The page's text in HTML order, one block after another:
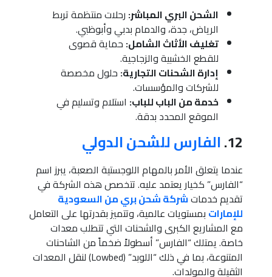
الشحن البري المباشر: رحلات منتظمة تربط
الرياض، جدة، والدمام بدبي وأبوظبي.
تغليف الأثاث الشامل: حماية قصوى
للقطع الخشبية والزجاجية.
إدارة الشحنات التجارية: حلول مخصصة
للشركات والمؤسسات.
خدمة من الباب للباب: استلام وتسليم في
الموقع المحدد بدقة.
12. الفارس للشحن الدولي
عندما يتعلق الأمر بالمهام اللوجستية الصعبة، يبرز اسم
“الفارس” كخيار يعتمد عليه. تتخصص هذه الشركة في
تقديم خدماتشركة شحن بري من السعودية
للإمارات بمستويات عالمية، وتتميز بقدرتها على التعامل
مع المشاريع الكبرى والشحنات التي تتطلب معدات
خاصة. يمتلك “الفارس” أسطولاً ضخماً من الشاحنات
المتنوعة، بما في ذلك “اللوبد” (Lowbed) لنقل المعدات
الثقيلة والمولدات.